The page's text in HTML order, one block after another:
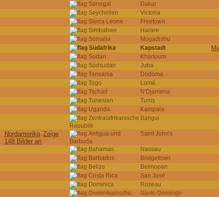
Senegal
Dakar
Seychellen
Victoria
Sierra Leone
Freetown
Simbabwe
Harare
Somalia
Mogadishu
Südafrika
Kapstadt
Sudan
Khartoum
Südsudan
Juba
Tansania
Dodoma
Togo
Lomé
Tschad
N'Djamena
Tunesien
Tunis
Uganda
Kampala
Zentralafrikanische
Republik
Bangui
Nordamerika Zeige
148 Bilder an
Antigua und
Barbuda
Saint John's
Bahamas
Nassau
Barbados
Bridgetown
Belize
Belmopan
Costa Rica
San José
Dominica
Roseau
Dominikanische
Santo Domingo